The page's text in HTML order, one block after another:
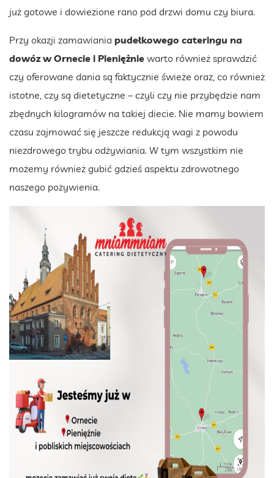
już gotowe i dowiezione rano pod drzwi domu czy biura.
Przy okazji zamawiania pudełkowego cateringu na
dowóz w Ornecie i Pieniężnie warto również sprawdzić
czy oferowane dania są faktycznie świeże oraz, co również
istotne, czy są dietetyczne – czyli czy nie przybędzie nam
zbędnych kilogramów na takiej diecie. Nie mamy bowiem
czasu zajmować się jeszcze redukcją wagi z powodu
niezdrowego trybu odżywiania. W tym wszystkim nie
możemy również gubić gdzieś aspektu zdrowotnego
naszego pożywienia.